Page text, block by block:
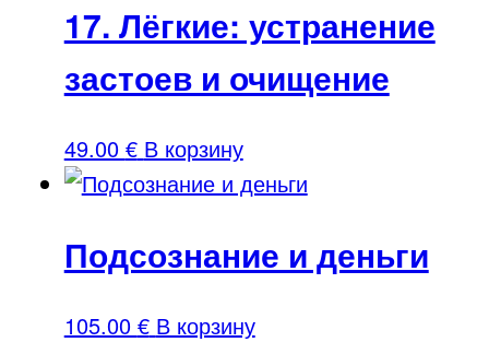
17. Лёгкие: устранение
застоев и очищение
49.00 € В корзину
Подсознание и деньги
105.00 € В корзину